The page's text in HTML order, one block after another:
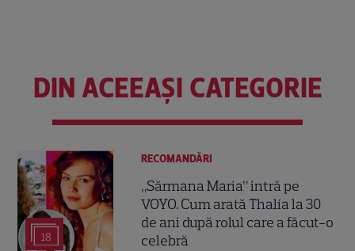
DIN ACEEAȘI CATEGORIE
18
RECOMANDĂRI
„Sărmana Maria” intră pe
VOYO. Cum arată Thalía la 30
de ani după rolul care a făcut-o
celebră